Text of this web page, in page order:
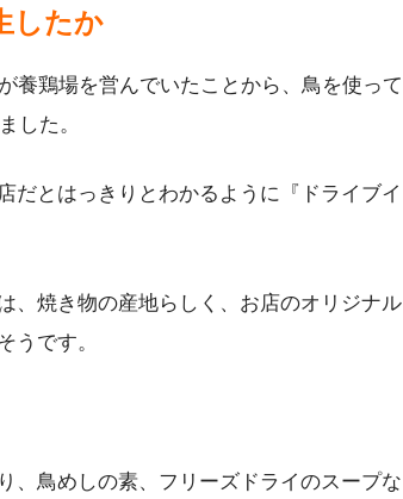
したか
養鶏場を営んでいたことから、鳥を使って
した。
だとはっきりとわかるように『ドライブイ
、焼き物の産地らしく、お店のオリジナル
うです。
、鳥めしの素、フリーズドライのスープな